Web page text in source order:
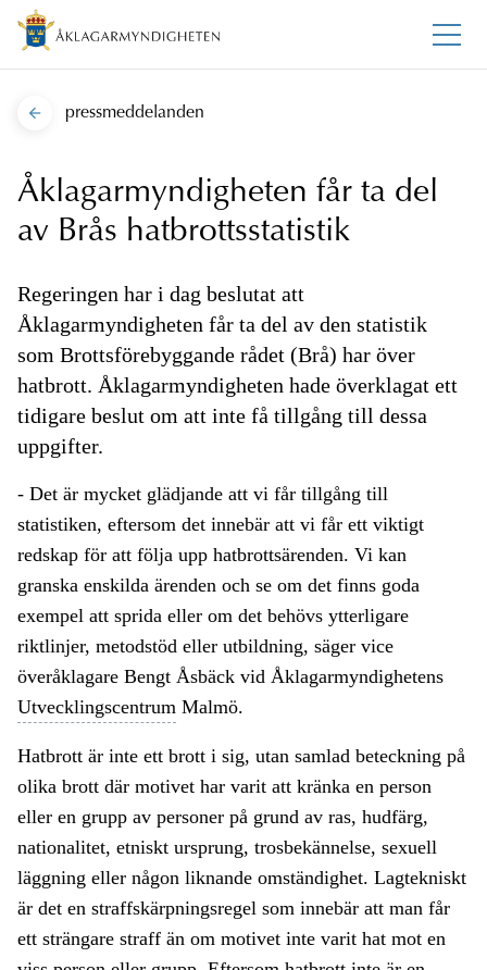
pressmeddelanden
Åklagarmyndigheten får ta del
av Brås hatbrottsstatistik
Regeringen har i dag beslutat att
Åklagarmyndigheten får ta del av den statistik
som Brottsförebyggande rådet (Brå) har över
hatbrott. Åklagarmyndigheten hade överklagat ett
tidigare beslut om att inte få tillgång till dessa
uppgifter.
- Det är mycket glädjande att vi får tillgång till
statistiken, eftersom det innebär att vi får ett viktigt
redskap för att följa upp hatbrottsärenden. Vi kan
granska enskilda ärenden och se om det finns goda
exempel att sprida eller om det behövs ytterligare
riktlinjer, metodstöd eller utbildning, säger vice
överåklagare Bengt Åsbäck vid Åklagarmyndighetens
Utvecklingscentrum Malmö.
Hatbrott är inte ett brott i sig, utan samlad beteckning på
olika brott där motivet har varit att kränka en person
eller en grupp av personer på grund av ras, hudfärg,
nationalitet, etniskt ursprung, trosbekännelse, sexuell
läggning eller någon liknande omständighet. Lagtekniskt
är det en straffskärpningsregel som innebär att man får
ett strängare straff än om motivet inte varit hat mot en